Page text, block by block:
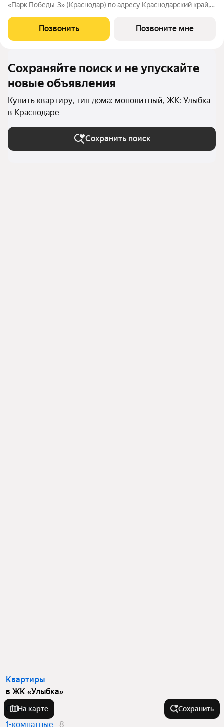
«Парк Победы-3» (Краснодар) по адресу Краснодарский край,
51.46 кв. м., этаж 6 из 9, секция 4. Тип проекта, по которому
построен дом
Позвонить Позвоните мне
Сохраняйте поиск и не упускайте
новые объявления
Купить квартиру, тип дома: монолитный, ЖК: Улыбка
в Краснодаре
Сохранить поиск
Квартиры
в ЖК «Улыбка»
Студии
8
1-комнатные
8
На карте Сохранить